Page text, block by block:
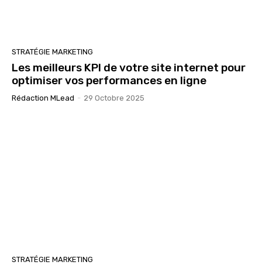
STRATÉGIE MARKETING
Les meilleurs KPI de votre site internet pour
optimiser vos performances en ligne
Rédaction MLead - 29 Octobre 2025
STRATÉGIE MARKETING